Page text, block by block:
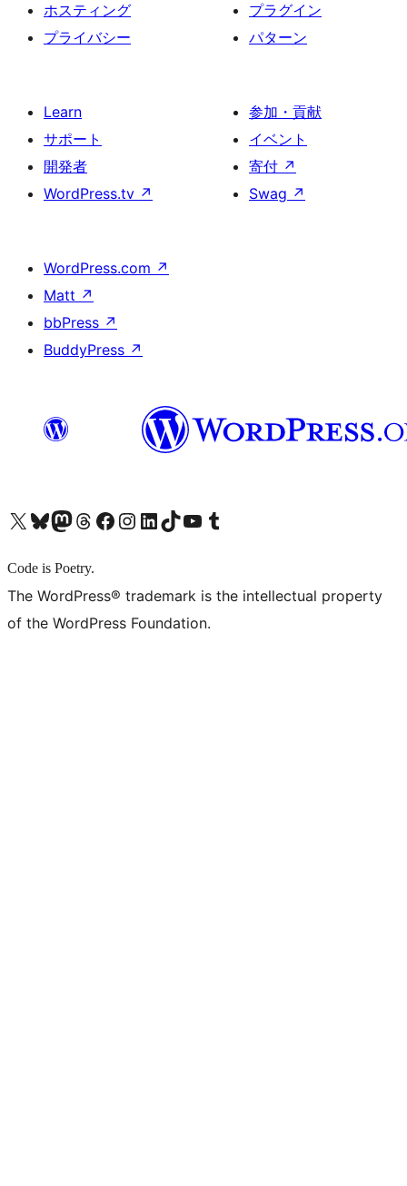
ホスティング
プライバシー
プラグイン
パターン
Learn
サポート
開発者
WordPress.tv ↗
参加・貢献
イベント
寄付 ↗
Swag ↗
WordPress.com ↗
Matt ↗
bbPress ↗
BuddyPress ↗
X (旧 Twitter) アカウントへBluesky アカウントへMastodon アカウントへThreads アカウントへ Facebook ページへInstagram アカウントへ LinkedIn アカウントへTikTok アカウントへYouTube チャンネルへ Tumblr アカウントへ
Code is Poetry.
The WordPress® trademark is the intellectual property
of the WordPress Foundation.